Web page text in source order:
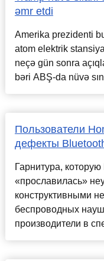
əmr etdi
Amerika prezidenti
atom elektrik
neçə gün sonra
bəri ABŞ-da nüvə
Пользователи
дефекты
Гарнитура,
«прославилась»
конструктивными
беспроводных
производители в